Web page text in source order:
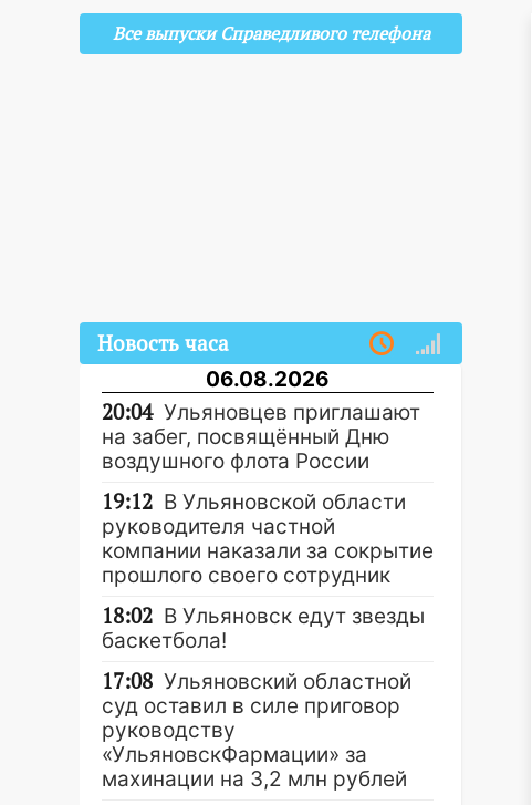
Все выпуски Справедливого телефона
Новость часа
06.08.2026
20:04 Ульяновцев приглашают
на забег, посвящённый Дню
воздушного флота России
19:12 В Ульяновской области
руководителя частной
компании наказали за сокрытие
прошлого своего сотрудник
18:02 В Ульяновск едут звезды
баскетбола!
17:08 Ульяновский областной
суд оставил в силе приговор
руководству
«УльяновскФармации» за
махинации на 3,2 млн рублей